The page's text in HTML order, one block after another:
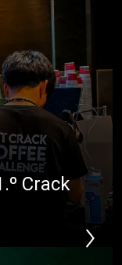
Crack